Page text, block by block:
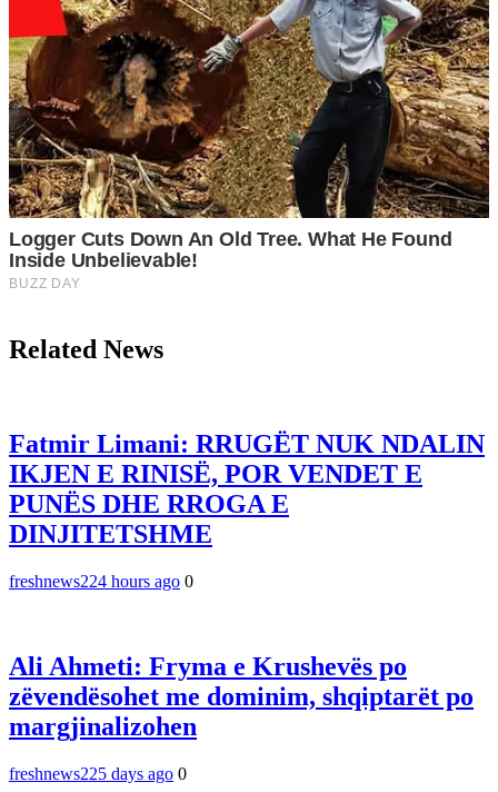
Related News
Fatmir Limani: RRUGËT NUK NDALIN
IKJEN E RINISË, POR VENDET E
PUNËS DHE RROGA E
DINJITETSHME
freshnews224 hours ago 0
Ali Ahmeti: Fryma e Krushevës po
zëvendësohet me dominim, shqiptarët po
margjinalizohen
freshnews225 days ago 0